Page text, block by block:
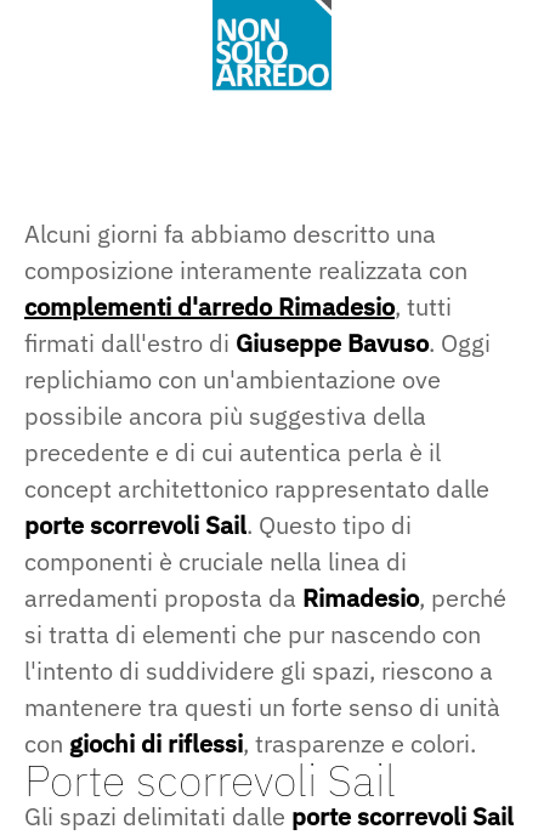
Alcuni giorni fa abbiamo descritto una
composizione interamente realizzata con
complementi d'arredo Rimadesio, tutti
firmati dall'estro di Giuseppe Bavuso. Oggi
replichiamo con un'ambientazione ove
possibile ancora più suggestiva della
precedente e di cui autentica perla è il
concept architettonico rappresentato dalle
porte scorrevoli Sail. Questo tipo di
componenti è cruciale nella linea di
arredamenti proposta da Rimadesio, perché
si tratta di elementi che pur nascendo con
l'intento di suddividere gli spazi, riescono a
mantenere tra questi un forte senso di unità
con giochi di riflessi, trasparenze e colori.
Porte scorrevoli Sail
Gli spazi delimitati dalle porte scorrevoli Sail